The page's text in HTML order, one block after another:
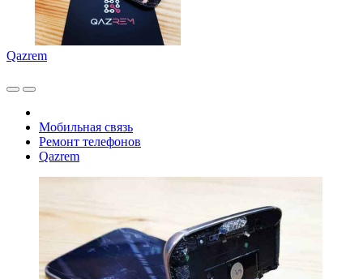
Qazrem
Мобильная связь
Ремонт телефонов
Qazrem